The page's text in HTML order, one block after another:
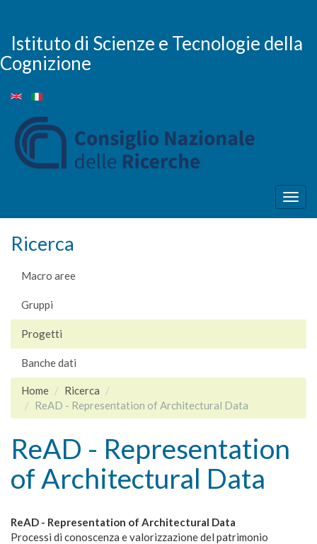
contenuto
principale
Istituto di Scienze e Tecnologie della
Cognizione
Ricerca
Macro aree
Gruppi
Progetti
Banche dati
Home
Ricerca
ReAD - Representation of Architectural Data
ReAD - Representation
of Architectural Data
ReAD - Representation of Architectural Data
Processi di conoscenza e valorizzazione del patrimonio